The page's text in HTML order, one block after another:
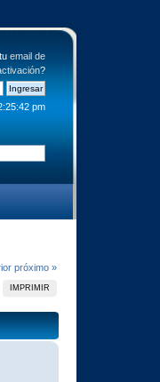
email de
?
pm
próximo »
IMPRIMIR